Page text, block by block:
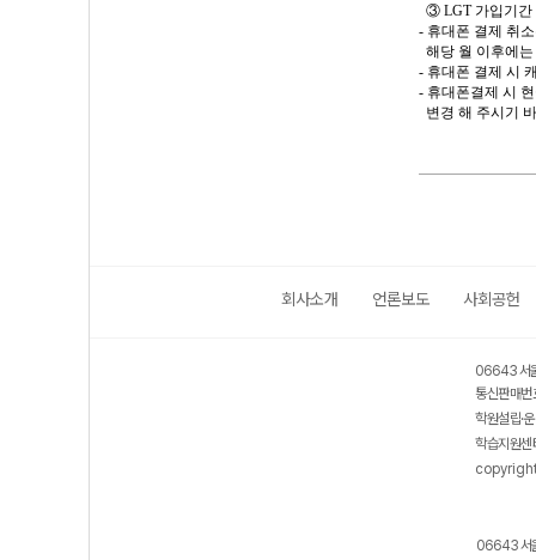
③ LGT 가입기간
- 휴대폰 결제 취
해당 월 이후에
- 휴대폰 결제 시
- 휴대폰결제 시
변경 해 주시기
회사소개 언론보도 사회공헌
06643 서
통신판매
학원설립·
학습지원
06643 서